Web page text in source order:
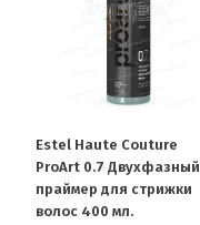
Estel Haute Couture
ProArt 0.7 Двухфазный
праймер для стрижки
волос 400 мл.